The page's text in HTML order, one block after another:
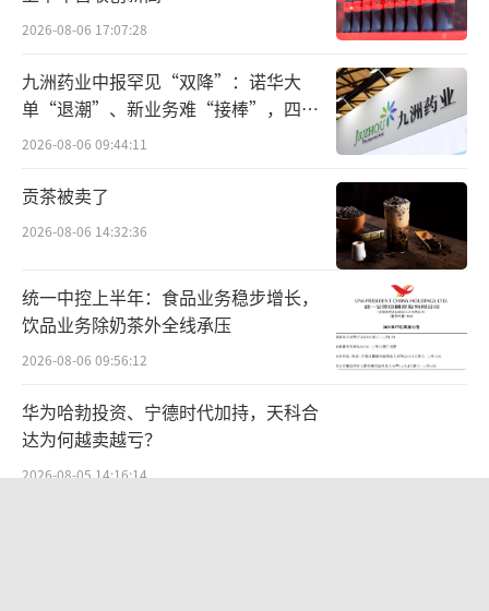
展”巧妙融合美学追求与环保理念，运用绿色
纸艺技术，全部展墙及装置采用100%可循环再
生纸基材料，通过榫卯结构实现零胶水组装，
较传统建材减重75%、降低碳排放80%，其山
峦肌理表面植入植物种子，闭展后可拆解转化
为城市绿化设施，实现“从展场回归自然”的
生态闭环。
2026-08-06 17:07:28
九洲药业中报罕见“双降”：诺华大
单“退潮”、新业务难“接棒”，四大
难关待闯
2026-08-06 09:44:11
贡茶被卖了
2026-08-06 14:32:36
统一中控上半年：食品业务稳步增长，
饮品业务除奶茶外全线承压
2026-08-06 09:56:12
华为哈勃投资、宁德时代加持，天科合
达为何越卖越亏？
2026-08-05 14:16:14